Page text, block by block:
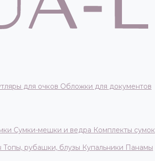
для очков Обложки для документов
Сумки-мешки и ведра Комплекты сумок
Топы, рубашки, блузы Купальники Панамы